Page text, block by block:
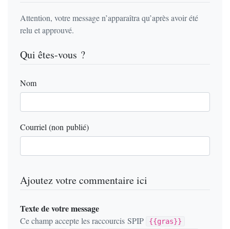
Attention, votre message n’apparaîtra qu’après avoir été
relu et approuvé.
Qui êtes-vous ?
Nom
Courriel (non publié)
Ajoutez votre commentaire ici
Texte de votre message
Ce champ accepte les raccourcis SPIP
{{gras}}